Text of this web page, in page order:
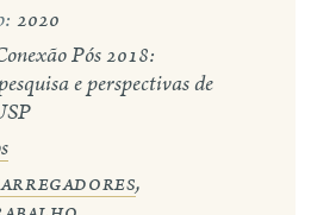
eng
2020
Pós 2018:
e perspectivas de
,